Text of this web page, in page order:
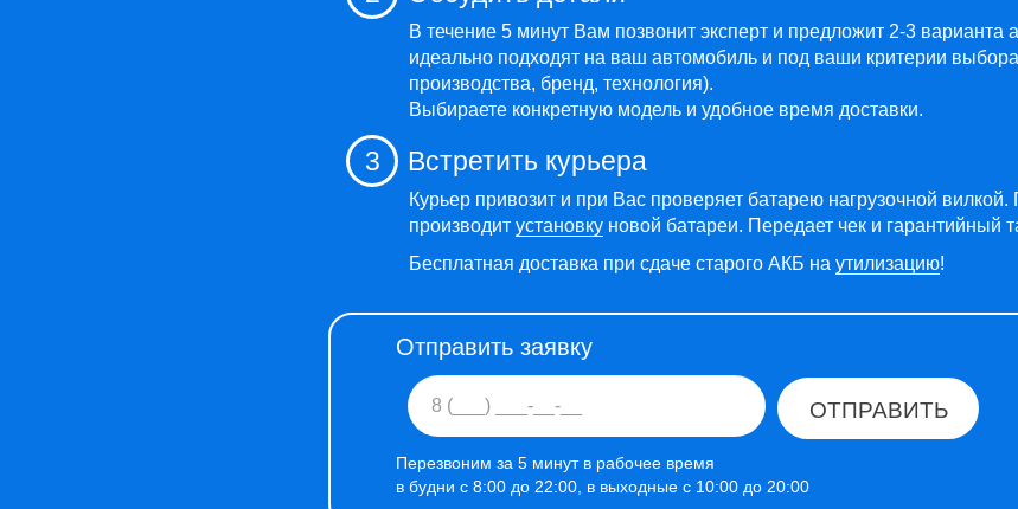
В течение 5 минут Вам позвонит эксперт и предложит 2-3 варианта
идеально подходят на ваш автомобиль и под ваши критерии
производства, бренд, технология).
Выбираете конкретную модель и удобное время доставки.
3 Встретить курьера
Курьер привозит и при Вас проверяет батарею нагрузочной
производит установку новой батареи. Передает чек и гарантийный
Бесплатная доставка при сдаче старого АКБ на утилизацию!
Отправить заявку
ОТПРАВИТЬ
Перезвоним за 5 минут в рабочее время
в будни с 8:00 до 22:00, в выходные с 10:00 до 20:00